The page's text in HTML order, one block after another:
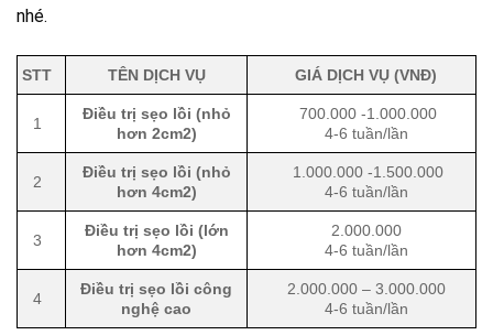
nhé.
STT TÊN DỊCH VỤ GIÁ DỊCH VỤ (VNĐ)
1
Điều trị sẹo lồi (nhỏ
hơn 2cm2)
700.000 -1.000.000
4-6 tuần/lần
2
Điều trị sẹo lồi (nhỏ
hơn 4cm2)
1.000.000 -1.500.000
4-6 tuần/lần
3
Điều trị sẹo lồi (lớn
hơn 4cm2)
2.000.000
4-6 tuần/lần
4
Điều trị sẹo lồi công
nghệ cao
2.000.000 – 3.000.000
4-6 tuần/lần